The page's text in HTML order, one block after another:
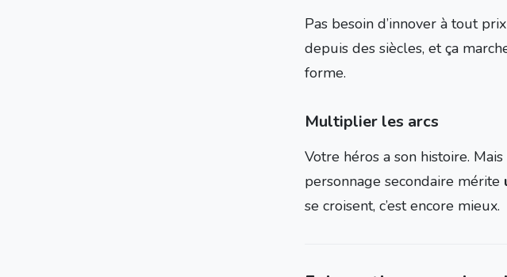
Pas besoin d’innover à tout
depuis des siècles, et ça
forme.
Multiplier les arcs
Votre héros a son histoire.
personnage secondaire mérite
se croisent, c’est encore mieux.